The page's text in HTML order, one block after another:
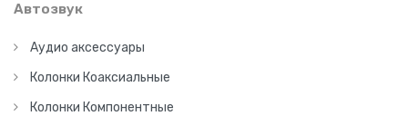
Автозвук
Аудио аксессуары
Колонки Коаксиальные
Колонки Компонентные